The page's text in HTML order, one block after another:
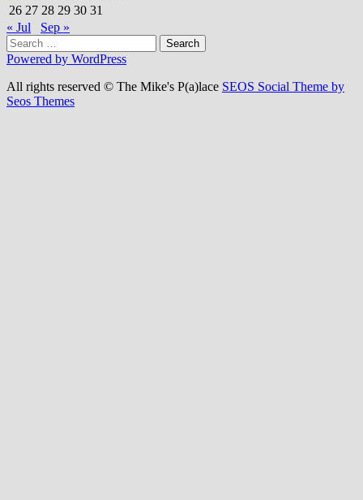
26 27 28 29 30 31
« Jul
Sep »
Search
for:
Powered by WordPress
All rights reserved © The Mike's P(a)lace SEOS Social Theme by
Seos Themes